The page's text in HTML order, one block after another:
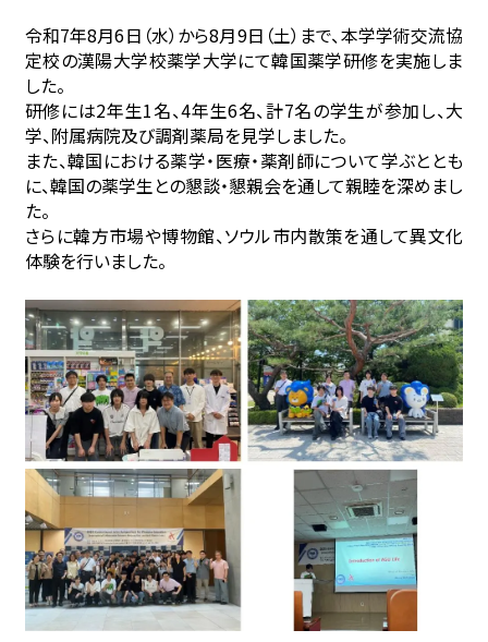
令和7年8月6日（水）から8月9日（土）まで、本学学術交流協
定校の漢陽大学校薬学大学にて韓国薬学研修を実施しま
した。
研修には2年生1名、4年生6名、計7名の学生が参加し、大
学、附属病院及び調剤薬局を見学しました。
また、韓国における薬学・医療・薬剤師について学ぶととも
に、韓国の薬学生との懇談・懇親会を通して親睦を深めまし
た。
さらに韓方市場や博物館、ソウル市内散策を通して異文化
体験を行いました。